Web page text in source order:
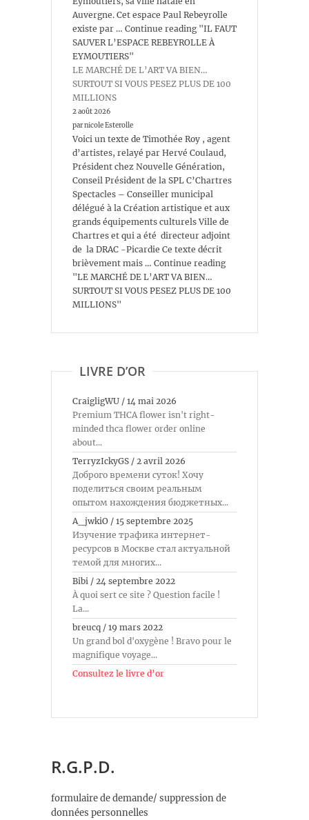
Auvergne. Cet espace Paul Rebeyrolle
existe par … Continue reading "IL FAUT
SAUVER L’ESPACE REBEYROLLE À
EYMOUTIERS"
LE MARCHÉ DE L’ART VA BIEN…
SURTOUT SI VOUS PESEZ PLUS DE 100
MILLIONS
2 août 2026
par nicole Esterolle
Voici un texte de Timothée Roy , agent
d’artistes, relayé par Hervé Coulaud,
Président chez Nouvelle Génération,
Conseil Président de la SPL C’Chartres
Spectacles – Conseiller municipal
délégué à la Création artistique et aux
grands équipements culturels Ville de
Chartres et qui a été directeur adjoint
de la DRAC -Picardie Ce texte décrit
brièvement mais … Continue reading
"LE MARCHÉ DE L’ART VA BIEN…
SURTOUT SI VOUS PESEZ PLUS DE 100
MILLIONS"
LIVRE D’OR
CraigligWU / 14 mai 2026
Premium THCA flower isn't right-
minded thca flower order online
about...
TerryzIckyGS / 2 avril 2026
Доброго времени суток! Хочу
поделиться своим реальным
опытом нахождения бюджетных...
A_jwkiO / 15 septembre 2025
Изучение трафика интернет-
ресурсов в Москве стал актуальной
темой для многих...
Bibi / 24 septembre 2022
À quoi sert ce site ? Question facile !
La...
breucq / 19 mars 2022
Un grand bol d'oxygène ! Bravo pour le
magnifique voyage...
Consultez le livre d’or
R.G.P.D.
formulaire de demande/ suppression de
données personnelles